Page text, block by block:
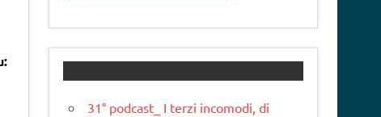
31° podcast_ I terzi incomodi, di